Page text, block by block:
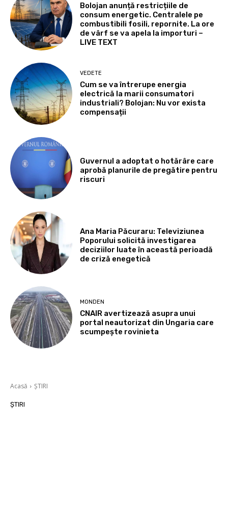
Bolojan anunță restricțiile de
consum energetic. Centralele pe
combustibili fosili, repornite. La ore
de vârf se va apela la importuri –
LIVE TEXT
VEDETE
Cum se va întrerupe energia
electrică la marii consumatori
industriali? Bolojan: Nu vor exista
compensații
Guvernul a adoptat o hotărâre care
aprobă planurile de pregătire pentru
riscuri
Ana Maria Păcuraru: Televiziunea
Poporului solicită investigarea
deciziilor luate în această perioadă
de criză enegetică
MONDEN
CNAIR avertizează asupra unui
portal neautorizat din Ungaria care
scumpește rovinieta